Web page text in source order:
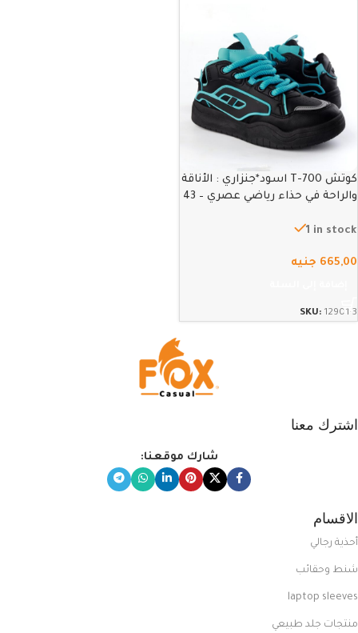
كوتش T-700 اسود*جنزاري : الأناقة
والراحة في حذاء رياضي عصري – 43
1 in stock
665,00 جنيه
SKU: 12901-3
اشترك معنا
شارك موقعنا:
الاقسام
أحذية رجالي
شنط وحقائب
laptop sleeves
منتجات جلد طبيعي